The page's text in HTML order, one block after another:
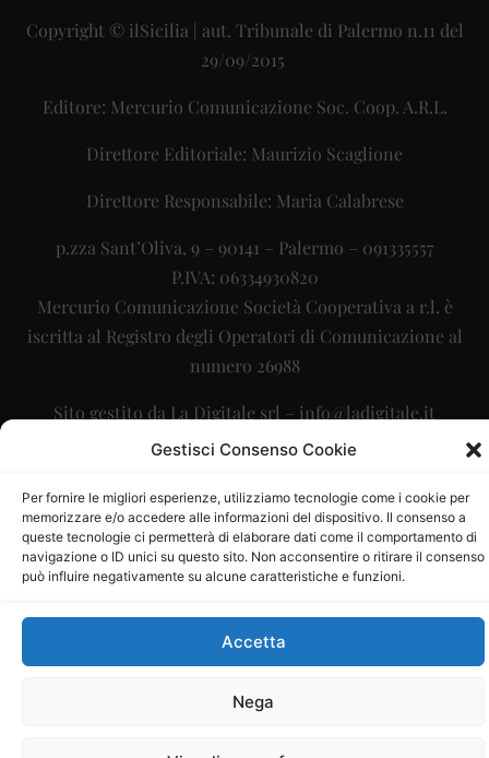
Gestisci Consenso Cookie
Per fornire le migliori esperienze, utilizziamo tecnologie come i cookie per
memorizzare e/o accedere alle informazioni del dispositivo. Il consenso a
queste tecnologie ci permetterà di elaborare dati come il comportamento di
navigazione o ID unici su questo sito. Non acconsentire o ritirare il consenso
può influire negativamente su alcune caratteristiche e funzioni.
Accetta
Nega
Copyright © ilSicilia | aut. Tribunale di Palermo n.11 del
29/09/2015
Editore: Mercurio Comunicazione Soc. Coop. A.R.L.
Direttore Editoriale: Maurizio Scaglione
Direttore Responsabile: Maria Calabrese
p.zza Sant’Oliva, 9 – 90141 – Palermo – 091335557
P.IVA: 06334930820
Mercurio Comunicazione Società Cooperativa a r.l. è
iscritta al Registro degli Operatori di Comunicazione al
numero 26988
Sito gestito da La Digitale srl – info@ladigitale.it